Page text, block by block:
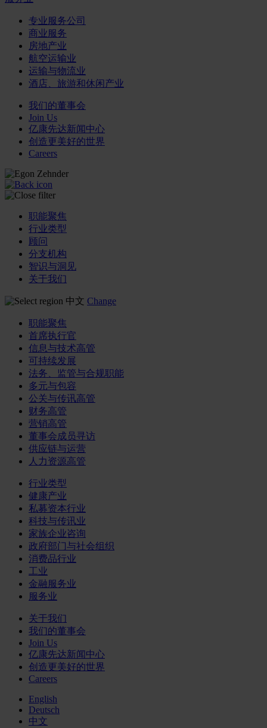
专业服务公司
商业服务
房地产业
航空运输业
运输与物流业
酒店、旅游和休闲产业
我们的董事会
Join Us
亿康先达新闻中心
创造更美好的世界
Careers
职能聚焦
行业类型
顾问
分支机构
智识与洞见
关于我们
中文 Change
职能聚焦
首席执行官
信息与技术高管
可持续发展
法务、监管与合规职能
多元与包容
公关与传讯高管
财务高管
营销高管
董事会成员寻访
供应链与运营
人力资源高管
行业类型
健康产业
私募资本行业
科技与传讯业
家族企业咨询
政府部门与社会组织
消费品行业
工业
金融服务业
服务业
关于我们
我们的董事会
Join Us
亿康先达新闻中心
创造更美好的世界
Careers
English
Deutsch
中文